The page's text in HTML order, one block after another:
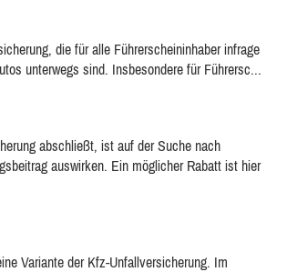
die für alle Führerscheininhaber infrage
unterwegs sind. Insbesondere für Führersc...
abschließt, ist auf der Suche nach
auswirken. Ein möglicher Rabatt ist hier
Variante der Kfz-Unfallversicherung. Im